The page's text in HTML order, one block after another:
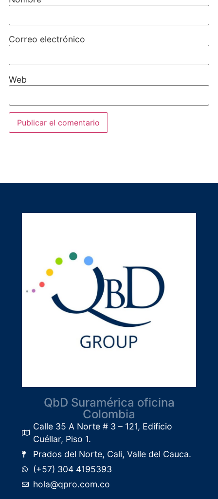
Correo electrónico
Web
QbD Suramérica oficina
Colombia
Calle 35 A Norte # 3 – 121, Edificio
Cuéllar, Piso 1.​
Prados del Norte, Cali, Valle del Cauca.
(+57) 304 4195393
hola@qpro.com.co